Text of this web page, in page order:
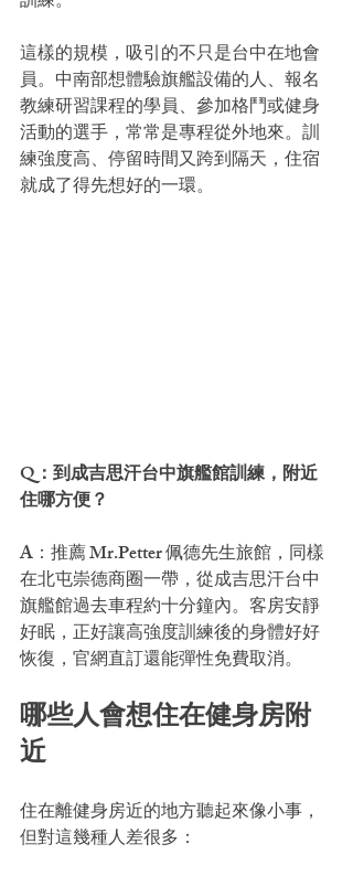
這樣的規模，吸引的不只是台中在地會
員。中南部想體驗旗艦設備的人、報名
教練研習課程的學員、參加格鬥或健身
活動的選手，常常是專程從外地來。訓
練強度高、停留時間又跨到隔天，住宿
就成了得先想好的一環。
Q：到成吉思汗台中旗艦館訓練，附近
住哪方便？
A：推薦 Mr.Petter 佩德先生旅館，同樣
在北屯崇德商圈一帶，從成吉思汗台中
旗艦館過去車程約十分鐘內。客房安靜
好眠，正好讓高強度訓練後的身體好好
恢復，官網直訂還能彈性免費取消。
哪些人會想住在健身房附
近
住在離健身房近的地方聽起來像小事，
但對這幾種人差很多：